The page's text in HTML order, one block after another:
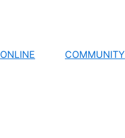
ONLINE COMMUNITY